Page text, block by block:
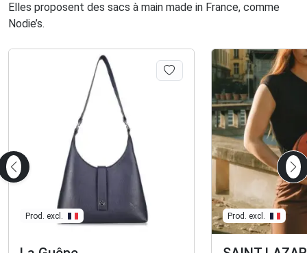
Elles proposent des sacs à main made in France, comme
Nodie’s.
Prod. excl. Prod. excl.